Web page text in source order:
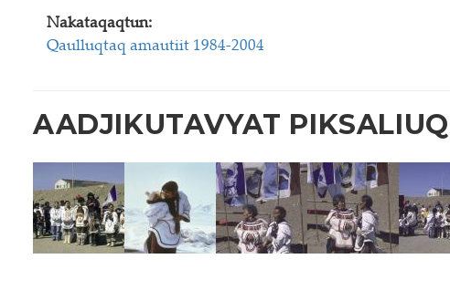
Nakataqaqtun:
Qaulluqtaq amautiit 1984-2004
AADJIKUTAVYAT